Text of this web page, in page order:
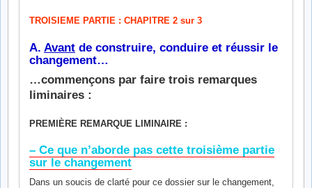
TROISIEME PARTIE : CHAPITRE 2 sur 3
A. Avant de construire, conduire et réussir le
changement…
…commençons par faire trois remarques
liminaires :
PREMIÈRE REMARQUE LIMINAIRE :
– Ce que n’aborde pas cette troisième partie
sur le changement
Dans un soucis de clarté pour ce dossier sur le changement,